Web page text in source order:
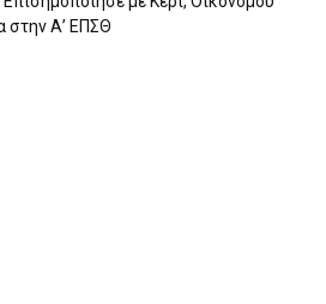
στην Α’ ΕΠΣΘ